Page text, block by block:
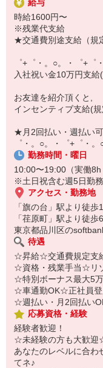
眉毛サロンのアイブ
▼営業・販売
法人営業・アパレル
▼人気案件も多数♪
短期・期間限定・オ
上場/優良/大手企業な
【スマホ面接実施中】
￣￣￣￣￣￣￣￣￣
自宅に居ながらスマホ
オンライン面談なので
即日登録もOK♪
気になった方はお気軽
docomo(ドコモ)/au(エ
の大手キャリアから
ワイモバイル(Y!mobille)
広く紹介可能♪
給与
時給1600円〜
※残業代支給
★交通費別途支給（規
゜+゜・。○。・゜+゜
入社祝い金10万円支給
お友達を紹介頂くと,
インセンティブ支給(
★月2回払い・週払い
゜・。○。・゜+゜・
勤務時間・曜日
10:00〜19:00（実働8h
※土日祝含む週5日勤務
アクセス・勤務地
「旗の台」駅より徒歩
「荏原町」駅より徒歩
東京都品川区の
待遇
☆昇給☆交通費規定支
☆資格・残業手当☆リ
☆特別ボーナス最大5
☆車通勤OK☆正社員登
☆週払い・月2回払い
応募資格・経験
経験者歓迎！
☆未経験の方も大歓
あなたのレベルに合わ
てネ♪